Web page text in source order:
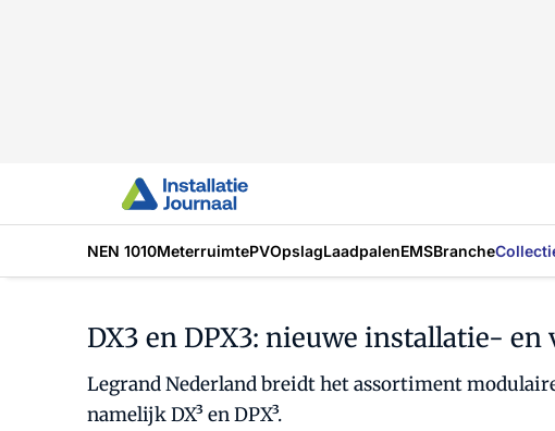
NEN 1010MeterruimtePVOpslagLaadpalenEMSBranche
DX3 en DPX3: nieuwe installatie-
Legrand Nederland breidt het assortiment
namelijk DX³ en DPX³.